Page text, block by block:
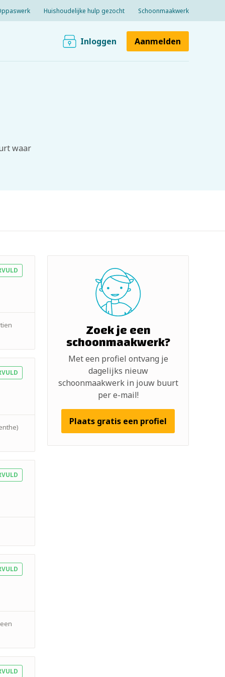
Huishoudelijke hulp gezocht Schoonmaakwerk
Inloggen Aanmelden
waar
Zoek je een
schoonmaakwerk?
Met een profiel ontvang je
dagelijks nieuw
schoonmaakwerk in jouw buurt
per e-mail!
Plaats gratis een profiel